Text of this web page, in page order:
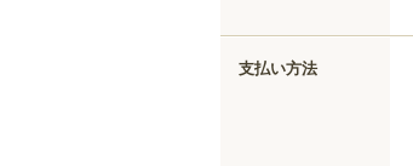
支払い方法